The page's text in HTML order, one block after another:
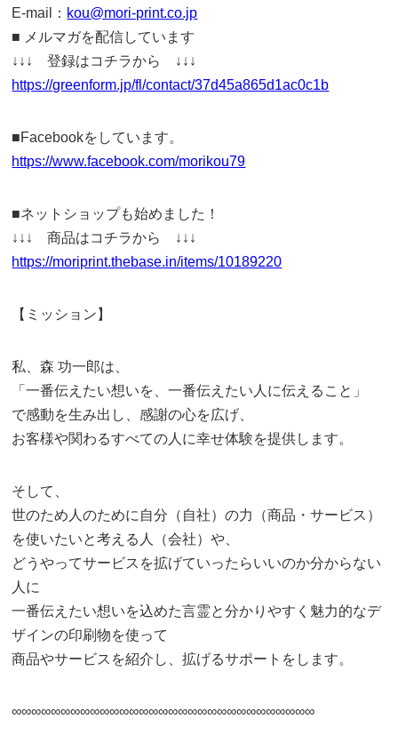
E-mail： kou@mori-print.co.jp
■ メルマガを配信しています
↓↓↓ 登録はコチラから ↓↓↓
https://greenform.jp/fl/contact/37d45a865d1ac0c1b
■Facebookをしています。
https://www.facebook.com/morikou79
■ネットショップも始めました！
↓↓↓ 商品はコチラから ↓↓↓
https://moriprint.thebase.in/items/10189220
【ミッション】
私、森 功一郎は、
「一番伝えたい想いを、一番伝えたい人に伝えること」
で感動を生み出し、感謝の心を広げ、
お客様や関わるすべての人に幸せ体験を提供します。
そして、
世のため人のために自分（自社）の力（商品・サービス）
を使いたいと考える人（会社）や、
どうやってサービスを拡げていったらいいのか分からない
人に
一番伝えたい想いを込めた言霊と分かりやすく魅力的なデ
ザインの印刷物を使って
商品やサービスを紹介し、拡げるサポートをします。
∞∞∞∞∞∞∞∞∞∞∞∞∞∞∞∞∞∞∞∞∞∞∞∞∞∞∞∞∞∞∞